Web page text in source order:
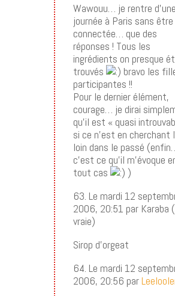
Wawouu… je rentre d’une
journée à Paris sans être
connectée… que des
réponses ! Tous les
ingrédients on presque
trouvés
bravo les
participantes !!
Pour le dernier élément,
courage… je dirai
qu’il est « quasi
si ce n’est en cherchant
loin dans le passé
c’est ce qu’il m’évoque
tout cas
)
63. Le mardi 12
2006, 20:51 par Karaba
vraie)
Sirop d’orgeat
64. Le mardi 12
2006, 20:56 par